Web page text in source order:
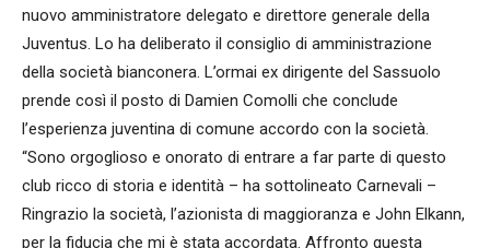
nuovo amministratore delegato e direttore generale della
Juventus. Lo ha deliberato il consiglio di amministrazione
della società bianconera. L’ormai ex dirigente del Sassuolo
prende così il posto di Damien Comolli che conclude
l’esperienza juventina di comune accordo con la società.
“Sono orgoglioso e onorato di entrare a far parte di questo
club ricco di storia e identità – ha sottolineato Carnevali –
Ringrazio la società, l’azionista di maggioranza e John Elkann,
per la fiducia che mi è stata accordata. Affronto questa